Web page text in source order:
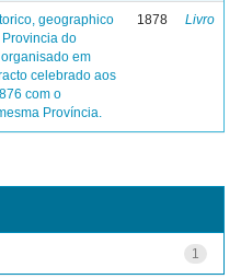
geographico
do
em
celebrado aos
com o
Província.
1878 Livro
1